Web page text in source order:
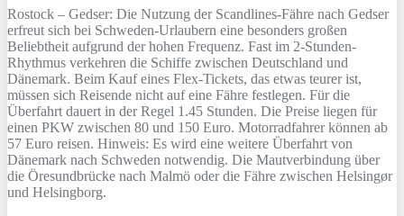
Rostock – Gedser: Die Nutzung der Scandlines-Fähre nach Gedser
erfreut sich bei Schweden-Urlaubern eine besonders großen
Beliebtheit aufgrund der hohen Frequenz. Fast im 2-Stunden-
Rhythmus verkehren die Schiffe zwischen Deutschland und
Dänemark. Beim Kauf eines Flex-Tickets, das etwas teurer ist,
müssen sich Reisende nicht auf eine Fähre festlegen. Für die
Überfahrt dauert in der Regel 1.45 Stunden. Die Preise liegen für
einen PKW zwischen 80 und 150 Euro. Motorradfahrer können ab
57 Euro reisen. Hinweis: Es wird eine weitere Überfahrt von
Dänemark nach Schweden notwendig. Die Mautverbindung über
die Öresundbrücke nach Malmö oder die Fähre zwischen Helsingør
und Helsingborg.